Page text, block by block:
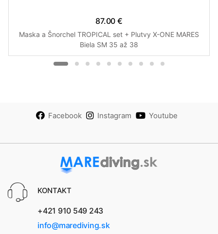
87.00 €
Maska a Šnorchel TROPICAL set + Plutvy X-ONE MARES
Biela SM 35 až 38
Facebook Instagram Youtube
KONTAKT
+421 910 549 243
info@marediving.sk